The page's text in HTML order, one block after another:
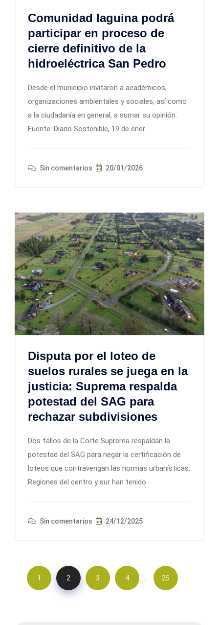
Comunidad laguina podrá
participar en proceso de
cierre definitivo de la
hidroeléctrica San Pedro
Desde el municipio invitaron a académicos,
organizaciones ambientales y sociales, así como
a la ciudadanía en general, a sumar su opinión.
Fuente: Diario Sostenible, 19 de ener
Sin comentarios 20/01/2026
Disputa por el loteo de
suelos rurales se juega en la
justicia: Suprema respalda
potestad del SAG para
rechazar subdivisiones
Dos fallos de la Corte Suprema respaldan la
potestad del SAG para negar la certificación de
loteos que contravengan las normas urbanísticas.
Regiones del centro y sur han tenido
Sin comentarios 24/12/2025
1 2 3 4 … 25